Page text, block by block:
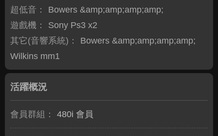
超低音：
Bowers &amp;amp;amp;amp;
遊戲機：
Sony Ps3 x2
其它(音響系統)：
Bowers &amp;amp;amp;amp;
Wilkins mm1
活躍概況
會員群組： 480i 會員